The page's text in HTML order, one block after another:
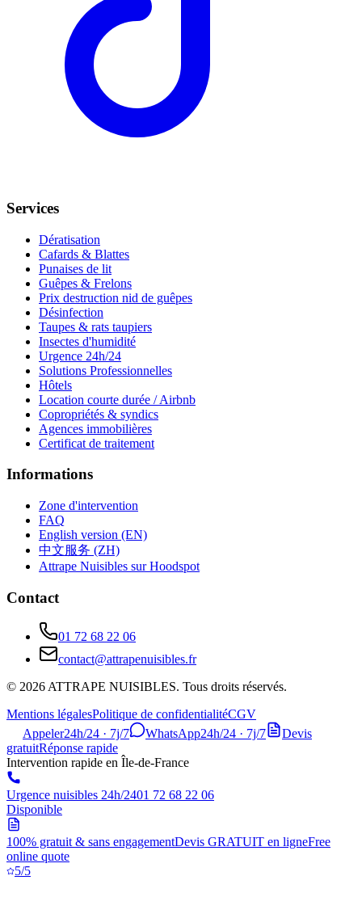
Services
Dératisation
Cafards & Blattes
Punaises de lit
Guêpes & Frelons
Prix destruction nid de guêpes
Désinfection
Taupes & rats taupiers
Insectes d'humidité
Urgence 24h/24
Solutions Professionnelles
Hôtels
Location courte durée / Airbnb
Copropriétés & syndics
Agences immobilières
Certificat de traitement
Informations
Zone d'intervention
FAQ
English version (EN)
中文服务 (ZH)
Attrape Nuisibles sur Hoodspot
Contact
01 72 68 22 06
contact@attrapenuisibles.fr
© 2026ATTRAPE NUISIBLES. Tous droits réservés.
Mentions légalesPolitique de confidentialitéCGV
Appeler24h/24 · 7j/7 WhatsApp24h/24 · 7j/7
Devis
gratuitRéponse rapide
Intervention rapide en Île-de-France
Urgence nuisibles 24h/2401 72 68 22 06
Disponible
100% gratuit & sans engagementDevis GRATUIT en ligneFree
online quote
5/5